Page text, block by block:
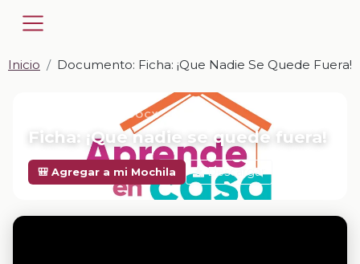
Inicio Documento: Ficha: ¡Que Nadie Se Quede Fuera!
📎 DOCUMENTO · DOCX
Ficha: ¡Que nadie se quede fuera!
🎒 Agregar a mi Mochila Descargar